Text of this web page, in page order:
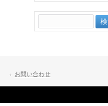
索:
お問い合わせ